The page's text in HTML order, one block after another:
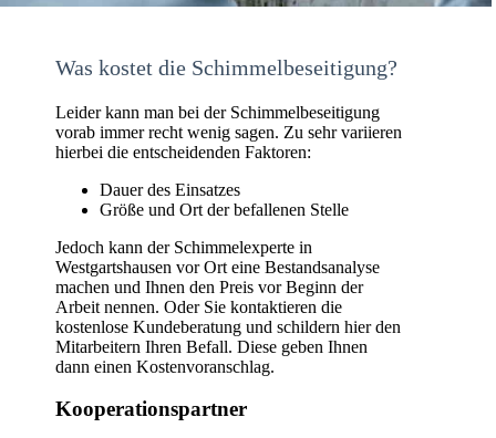
Was kostet die Schimmelbeseitigung?
Leider kann man bei der Schimmelbeseitigung
vorab immer recht wenig sagen. Zu sehr variieren
hierbei die entscheidenden Faktoren:
Dauer des Einsatzes
Größe und Ort der befallenen Stelle
Jedoch kann der Schimmelexperte in
Westgartshausen vor Ort eine Bestandsanalyse
machen und Ihnen den Preis vor Beginn der
Arbeit nennen. Oder Sie kontaktieren die
kostenlose Kundeberatung und schildern hier den
Mitarbeitern Ihren Befall. Diese geben Ihnen
dann einen Kostenvoranschlag.
Kooperationspartner